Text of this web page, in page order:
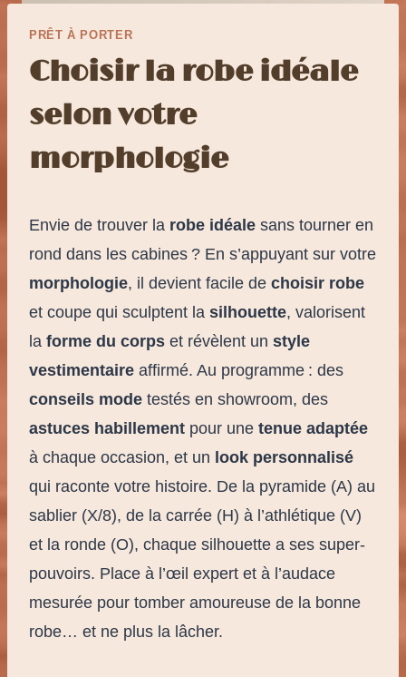
PRÊT À PORTER
Choisir la robe idéale
selon votre
morphologie
Envie de trouver la robe idéale sans tourner en
rond dans les cabines ? En s’appuyant sur votre
morphologie, il devient facile de choisir robe
et coupe qui sculptent la silhouette, valorisent
la forme du corps et révèlent un style
vestimentaire affirmé. Au programme : des
conseils mode testés en showroom, des
astuces habillement pour une tenue adaptée
à chaque occasion, et un look personnalisé
qui raconte votre histoire. De la pyramide (A) au
sablier (X/8), de la carrée (H) à l’athlétique (V)
et la ronde (O), chaque silhouette a ses super-
pouvoirs. Place à l’œil expert et à l’audace
mesurée pour tomber amoureuse de la bonne
robe… et ne plus la lâcher.